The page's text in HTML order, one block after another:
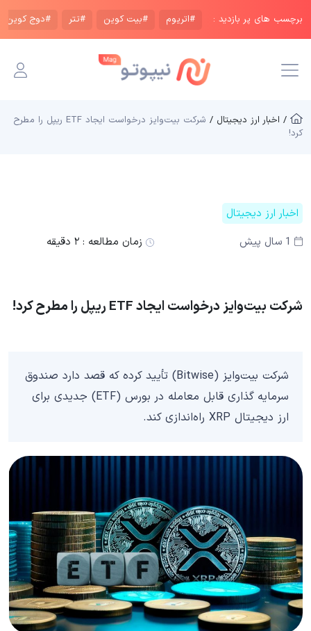
برچسب های پر بازدید : #اتریوم #بیت کوین #تتر #دوج کوین
/ اخبار ارز دیجیتال /
شرکت بیت‌وایز درخواست ایجاد ETF ریپل را مطرح
کرد!
اخبار ارز دیجیتال
1 سال پیش
زمان مطالعه : ۲ دقیقه
شرکت بیت‌وایز درخواست ایجاد ETF ریپل را مطرح کرد!
شرکت بیت‌وایز (Bitwise) تأیید کرده که قصد دارد صندوق
سرمایه‌ گذاری قابل معامله در بورس (ETF) جدیدی برای
ارز دیجیتال XRP راه‌اندازی کند.